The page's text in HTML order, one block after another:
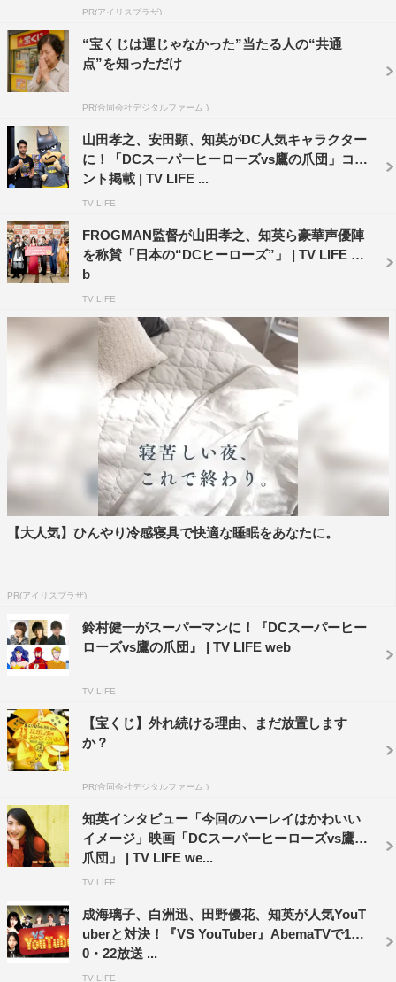
はぐらかしていた。
山田のクレームはこれに終わらず、バットマンの声につい
て「監督から“もっと本家に近い声を出してほしい”と言わ
で…”って（笑）。やっぱり予算の問題ですか？」と。
FROGMAN監督は「僕機械で低くできるって知らなかった
んですよ」とあっけらかんと答え、山田は「いやできるじ
ゃないですか！」と強烈なツッコミで笑いを誘っていた。
今回のコラボの裏側にはこんな苦労も。安田は自身が演じ
たジョーカーについて「ジョーカーというと笑い声が特徴
的なのでいろんな笑い声をやらせていただいた」と明かし
したという。その甲斐あってか「出来上がりはばっちりと
言っていただきました」とFROGMAN監督。
物語にちなみ、安田には「もし自由に映画を作るとしたら
どんな作品を撮りたいか？」という質問も。「有名女優が
どんどんすっぽんぽんになっていく映画を作りたい」と正
直なコメントで爆笑をさらっていた。
映画「DCスーパーヒーローズ VS 鷹の爪団」は公開中。
©WBJ and DLE. DC characters©& TM DC. ET characters
©& TM DLE.
安田顕
PR(アイリスプラザ)
“宝くじは運じゃなかった”当たる人の“共通
点”を知っただけ
PR(合同会社デジタルファーム )
山田孝之、安田顕、知英がDC人気キャラクター
に！「DCスーパーヒーローズvs鷹の爪団」コメ
ント掲載 | TV LIFE ...
TV LIFE
FROGMAN監督が山田孝之、知英ら豪華声優陣
を称賛「日本の“DCヒーローズ”」 | TV LIFE we
b
TV LIFE
【大人気】ひんやり冷感寝具で快適な睡眠をあなたに。
PR(アイリスプラザ)
鈴村健一がスーパーマンに！『DCスーパーヒー
ローズvs鷹の爪団』 | TV LIFE web
TV LIFE
【宝くじ】外れ続ける理由、まだ放置します
か？
PR(合同会社デジタルファーム )
知英インタビュー「今回のハーレイはかわいい
イメージ」映画「DCスーパーヒーローズvs鷹の
爪団」 | TV LIFE we...
TV LIFE
成海璃子、白洲迅、田野優花、知英が人気YouT
uberと対決！『VS YouTuber』AbemaTVで1
0・22放送 ...
TV LIFE